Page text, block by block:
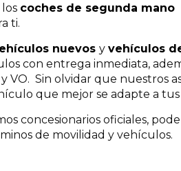
coches de segunda mano
ti.
nuevos y vehículos
con entrega inmediata,
VO. Sin olvidar que nuestros
que mejor se adapte a tus
concesionarios oficiales,
de movilidad y vehículos.